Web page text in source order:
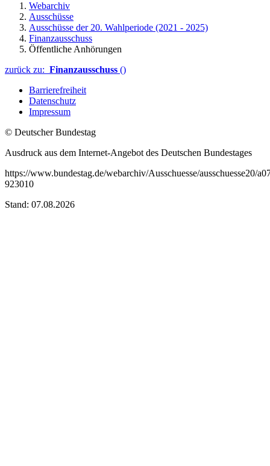
Webarchiv
Ausschüsse
Ausschüsse der 20. Wahlperiode (2021 - 2025)
Finanzausschuss
Öffentliche Anhörungen
zurück zu: Finanzausschuss ()
Barrierefreiheit
Datenschutz
Impressum
© Deutscher Bundestag
Ausdruck aus dem Internet-Angebot des Deutschen Bundestages
https://www.bundestag.de/webarchiv/Ausschuesse/ausschuesse20/
923010
Stand: 07.08.2026